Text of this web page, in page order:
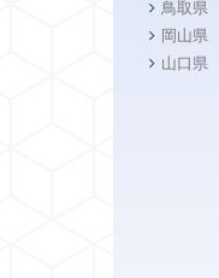
鳥取県
岡山県
山口県